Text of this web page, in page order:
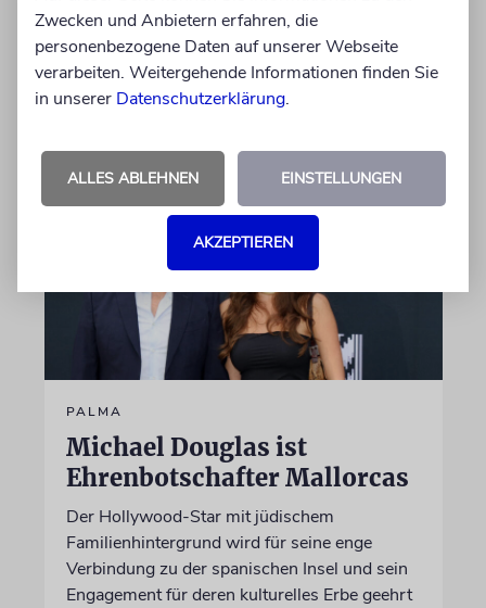
nach Israel überführt und auf dem Herzlberg
beigesetzt
06.08.2026
PALMA
Michael Douglas ist
Ehrenbotschafter Mallorcas
Der Hollywood-Star mit jüdischem
Familienhintergrund wird für seine enge
Verbindung zu der spanischen Insel und sein
Engagement für deren kulturelles Erbe geehrt
Zwecken und Anbietern erfahren, die
personenbezogene Daten auf unserer Webseite
verarbeiten. Weitergehende Informationen finden Sie
in unserer Datenschutzerklärung.
ALLES ABLEHNEN EINSTELLUNGEN
AKZEPTIEREN